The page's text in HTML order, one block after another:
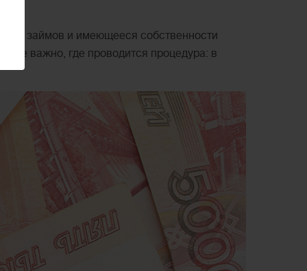
займов и имеющееся собственности
не важно, где проводится процедура: в